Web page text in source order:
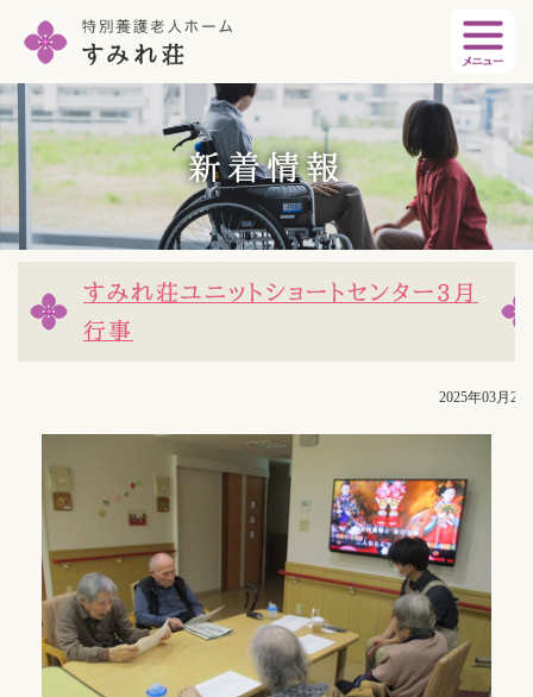
新着情報
すみれ荘ユニットショートセンター3月
行事
2025年03月28